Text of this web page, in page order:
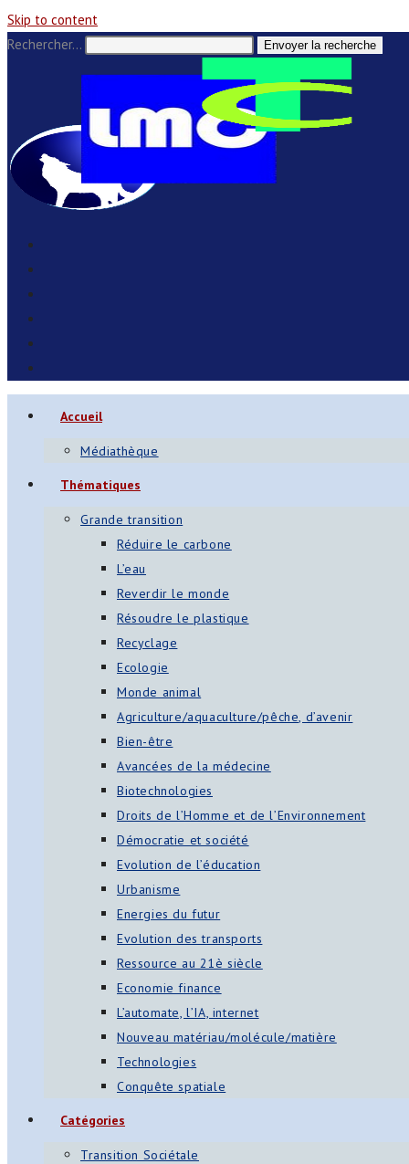
Skip to content
Rechercher…
Envoyer la recherche
Accueil
Médiathèque
Thématiques
Grande transition
Réduire le carbone
L’eau
Reverdir le monde
Résoudre le plastique
Recyclage
Ecologie
Monde animal
Agriculture/aquaculture/pêche, d’avenir
Bien-être
Avancées de la médecine
Biotechnologies
Droits de l’Homme et de l’Environnement
Démocratie et société
Evolution de l’éducation
Urbanisme
Energies du futur
Evolution des transports
Ressource au 21è siècle
Economie finance
L’automate, l’IA, internet
Nouveau matériau/molécule/matière
Technologies
Conquête spatiale
Catégories
Transition Sociétale